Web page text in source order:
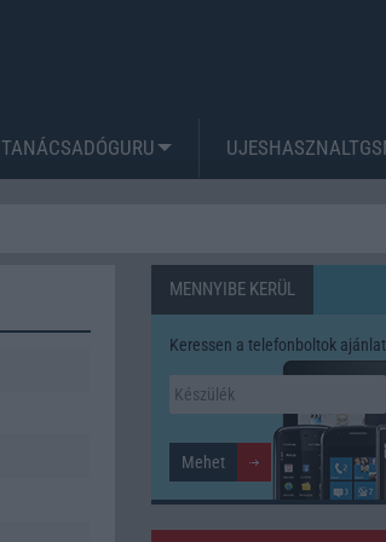
TANÁCSADÓGURU
MENNYIBE KERÜL
Keressen a telefonboltok